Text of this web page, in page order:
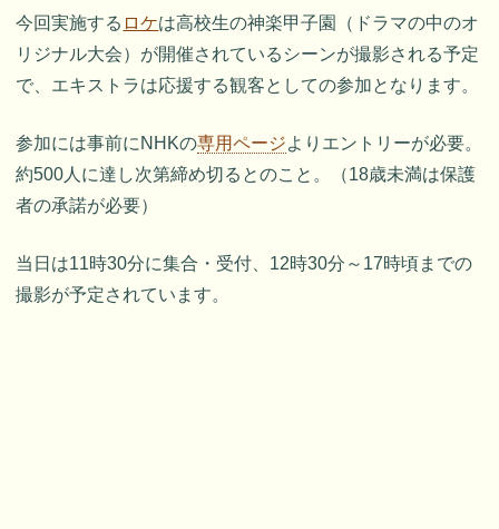
今回実施する ロケは高校生の神楽甲子園（ドラマの中のオ
リジナル大会）が開催されているシーンが撮影される予定
で、エキストラは応援する観客としての参加となります。
参加には事前にNHKの専用ページよりエントリーが必要。
約500人に達し次第締め切るとのこと。（18歳未満は保護
者の承諾が必要）
当日は11時30分に集合・受付、12時30分～17時頃までの
撮影が予定されています。